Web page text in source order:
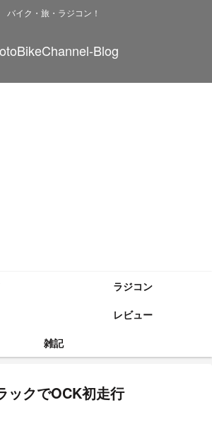
バイク・旅・ラジコン！
Blog
ラジコン
レビュー
雑記
ックでOCK初走行